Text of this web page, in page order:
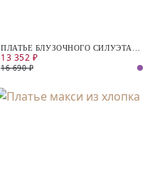
ПЛАТЬЕ БЛУЗОЧНОГО СИЛУЭТА
ИЗ 100% ХЛОПКА
13 352 ₽
16 690 ₽